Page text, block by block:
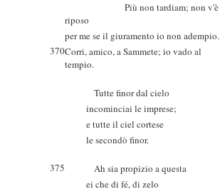
Più non tardiam; non v'è
riposo
per me se il giuramento io non adempio.
370Corri, amico, a Sammete; io vado al
tempio.
Tutte finor dal cielo
incominciai le imprese;
e tutte il ciel cortese
le secondò finor.
375
Ah sia propizio a questa
ei che di fé, di zelo